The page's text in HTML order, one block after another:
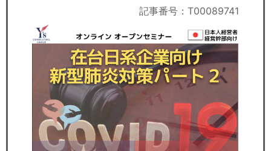
労務顧問
飲食店情報
記事番号：T00089741